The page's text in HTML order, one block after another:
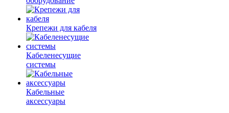
Крепежи для кабеля
Кабеленесущие
системы
Кабельные
аксессуары